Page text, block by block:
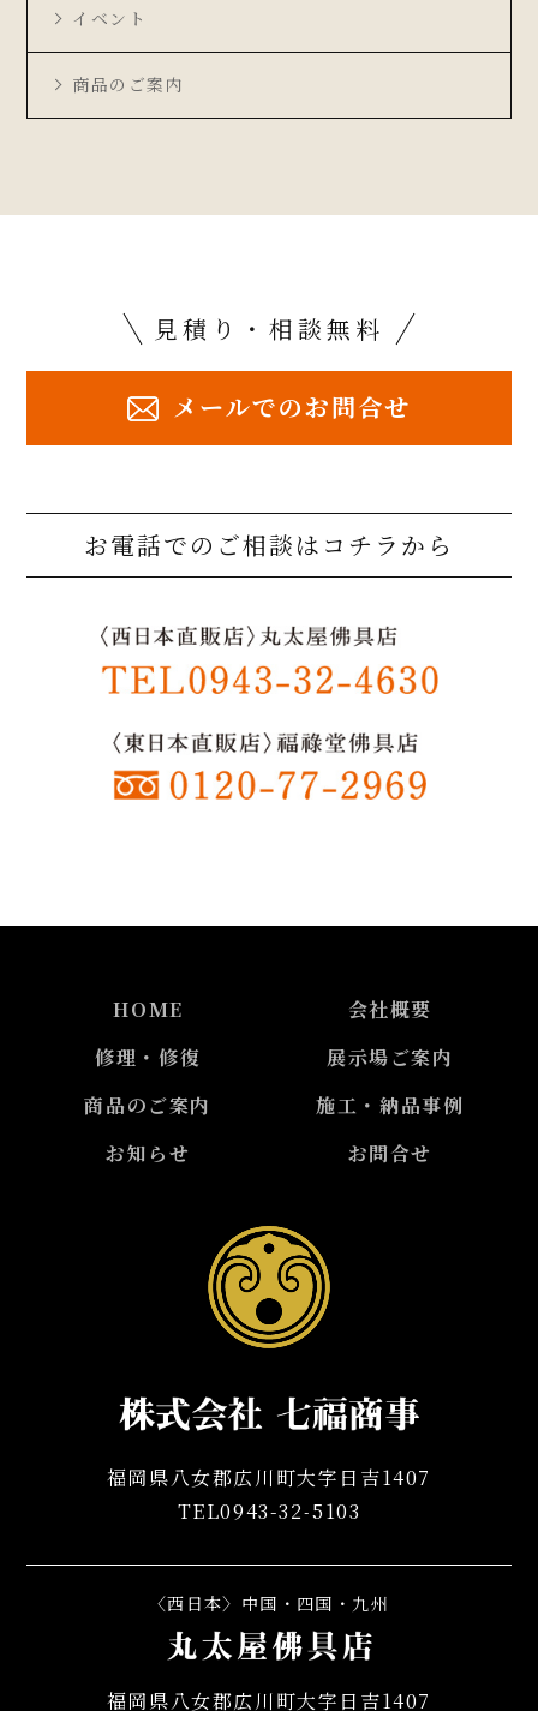
イベント
商品のご案内
見積り・相談無料
メールでのお問合せ
お電話でのご相談はコチラから
HOME
会社概要
修理・修復
展示場ご案内
商品のご案内
施工・納品事例
お知らせ
お問合せ
福岡県八女郡広川町大字日吉1407
TEL0943-32-5103
〈西日本〉中国・四国・九州
福岡県八女郡広川町大字日吉1407